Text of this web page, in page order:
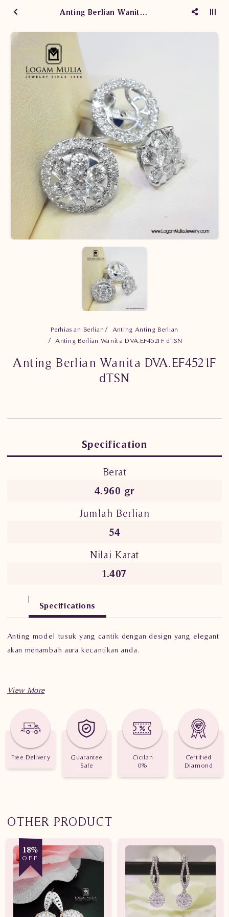
Anting Berlian Wanita DVA.EF4521F dTSN
Perhiasan Berlian
Anting Anting Berlian
Anting Berlian Wanita DVA.EF4521F dTSN
Anting Berlian Wanita DVA.EF4521F
dTSN
Specification
Berat
4.960 gr
Jumlah Berlian
54
Nilai Karat
1.407
Specifications
Anting model tusuk yang cantik dengan design yang elegant
akan menambah aura kecantikan anda.
Spesifikasi penting untuk perhiasan Cincin Berlian Wanita
Berat: 4.960 gram
Jumlah berlian: 54 buah
Nilai Karat: 1.407 karat
Free Delivery
Guarantee
Safe
Cicilan
0%
Certified
Diamond
OTHER PRODUCT
18%
OFF